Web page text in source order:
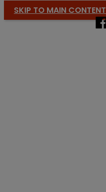
SKIP TO MAIN CONTENT